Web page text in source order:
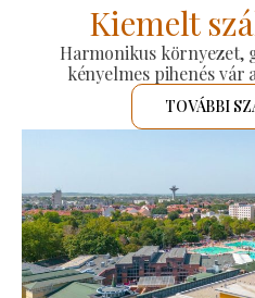
Kiemelt
Harmonikus környezet,
kényelmes pihenés vár
TOVÁBBI